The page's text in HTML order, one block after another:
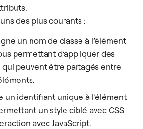
des plus courants :
un nom de classe à l’élément
permettant d’appliquer des
qui peuvent être partagés entre
un identifiant unique à l’élément
un style ciblé avec CSS
avec JavaScript.